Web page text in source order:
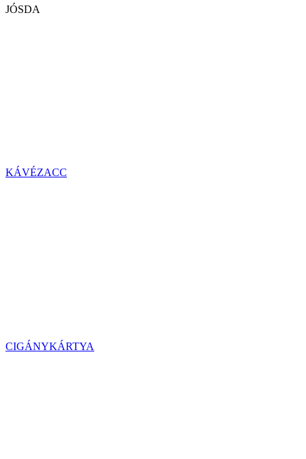
JÓSDA
KÁVÉZACC
CIGÁNYKÁRTYA